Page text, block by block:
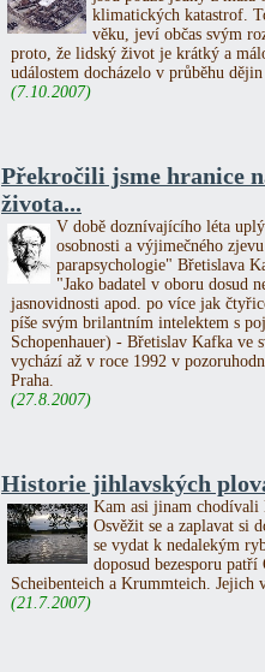
klimatických katastrof.
věku, jeví občas svým
proto, že lidský život je krátký a
událostem docházelo v průběhu
(7.10.2007)
Překročili jsme hranice
života...
V době doznívajícího léta
osobnosti a výjimečného
parapsychologie" Břetislava
"Jako badatel v oboru dosud
jasnovidnosti apod. po více jak
píše svým brilantním intelektem s
Schopenhauer) - Břetislav Kafka
vychází až v roce 1992 v
Praha.
(27.8.2007)
Historie jihlavských
Kam asi jinam chodívali
Osvěžit se a zaplavat si
se vydat k nedalekým
doposud bezesporu
Scheibenteich a Krummteich.
(21.7.2007)